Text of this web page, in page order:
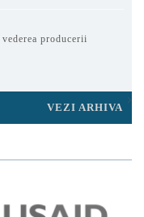
producerii
VEZI ARHIVA